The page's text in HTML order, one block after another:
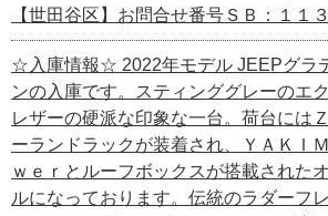
【世田谷区】お問合せ番号ＳＢ：１１
☆入庫情報☆ 2022年モデル JEEPグラ
ンの入庫です。スティンググレーのエ
レザーの硬派な印象な一台。荷台には
ーランドラックが装着され、ＹＡＫＩ
ｗｅｒとルーフボックスが搭載された
ルになっております。伝統のラダーフ